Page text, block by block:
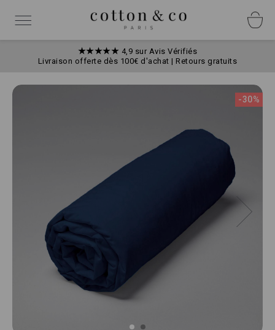
contenu
Basculer
★★★★★ 4,9 sur Avis Vérifiés
Livraison offerte dès 100€ d'achat | Retours gratuits
Skip
-30%